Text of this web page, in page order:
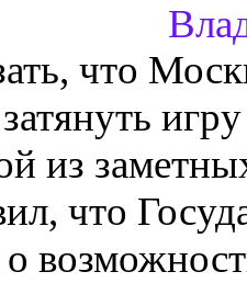
что
из
что
о